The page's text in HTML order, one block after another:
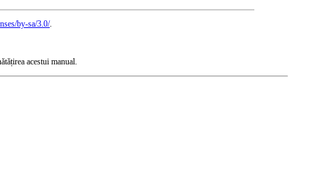
by-sa/3.0/.
acestui manual.